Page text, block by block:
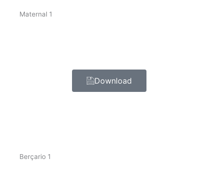
Maternal 1
Download
Berçario 1